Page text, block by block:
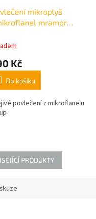
mikroplyš
mramor
Kč
Do košíku
povlečení z mikroflanelu
PRODUKTY